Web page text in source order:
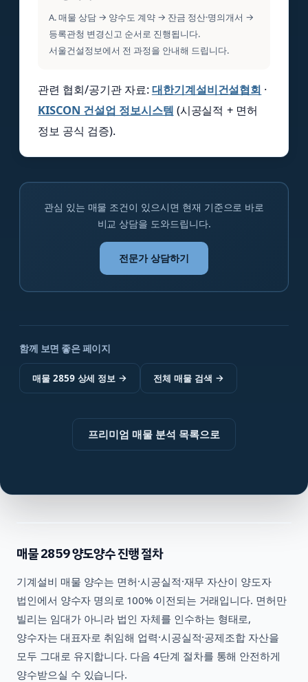
A. 매물 상담 → 양수도 계약 → 잔금 정산·명의개서 →
등록관청 변경신고 순서로 진행됩니다.
서울건설정보에서 전 과정을 안내해 드립니다.
관련 협회/공기관 자료:대한기계설비건설협회 ·
KISCON 건설업 정보시스템 (시공실적 + 면허
정보 공식 검증).
관심 있는 매물 조건이 있으시면 현재 기준으로 바로
비교 상담을 도와드립니다.
전문가 상담하기
함께 보면 좋은 페이지
매물 2859 상세 정보 → 전체 매물 검색 →
프리미엄 매물 분석 목록으로
매물2859양도양수 진행 절차
기계설비 매물 양수는 면허·시공실적·재무 자산이 양도자
법인에서 양수자 명의로 100% 이전되는 거래입니다. 면허만
빌리는 임대가 아니라 법인 자체를 인수하는 형태로,
양수자는 대표자로 취임해 업력·시공실적·공제조합 자산을
모두 그대로 유지합니다. 다음 4단계 절차를 통해 안전하게
양수받으실 수 있습니다.